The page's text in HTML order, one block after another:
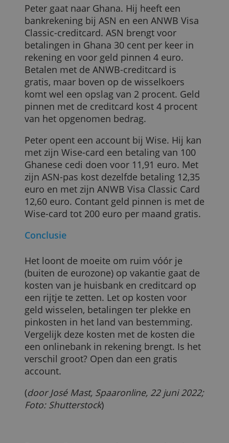
Na tien maanden heeft ze 10.000 Noorse
kronen waarvoor ze in totaal 989 euro
heeft betaald. Als Astrid op vakantie gaat,
doet ze alle betalingen zonder
bijkomende kosten met haar bankpasje
van Revolut. Op dat moment kosten
10.000 Noorse kronen 1.045 euro. Ze
heeft dus 56 euro bespaard, oftewel 5,7
procent.
Als ze twee maanden later op vakantie
was gegaan, hadden 10.000 Noorse
kronen 958 euro gekost. Dan had ze dus
een verlies geleden van 31 euro, oftewel
een 3,1 procent.
Rekenvoorbeeld met verschil in kosten
Peter gaat naar Ghana. Hij heeft een
bankrekening bij ASN en een ANWB Visa
Classic-creditcard. ASN brengt voor
betalingen in Ghana 30 cent per keer in
rekening en voor geld pinnen 4 euro.
Betalen met de ANWB-creditcard is
gratis, maar boven op de wisselkoers
komt wel een opslag van 2 procent. Geld
pinnen met de creditcard kost 4 procent
Peter opent een account bij Wise. Hij kan